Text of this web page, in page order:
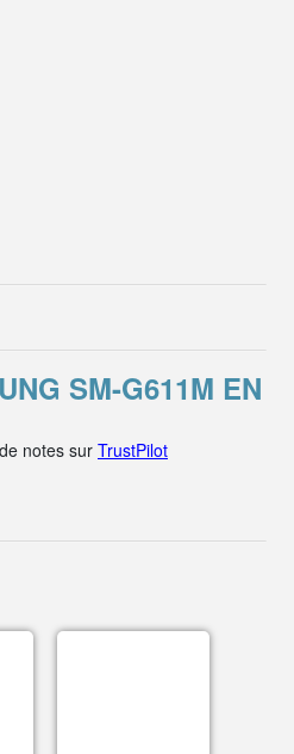
SM-G611M EN
notes sur TrustPilot